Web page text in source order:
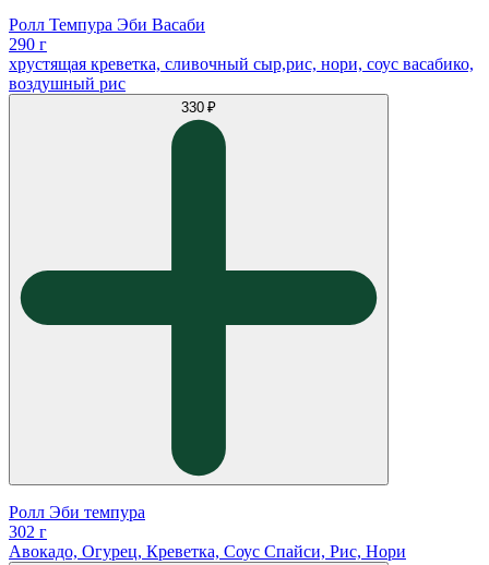
Ролл Темпура Эби Васаби
290 г
хрустящая креветка, сливочный сыр,рис, нори, соус васабико,
воздушный рис
330 ₽
Ролл Эби темпура
302 г
Авокадо, Огурец, Креветка, Соус Спайси, Рис, Нори